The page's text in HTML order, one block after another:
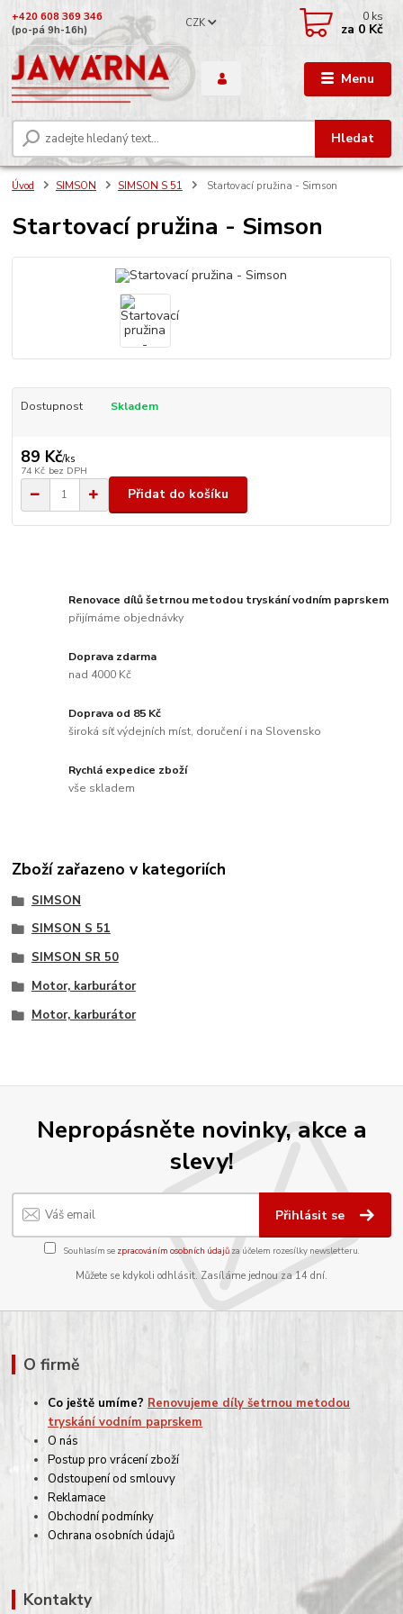
Menu
CZK
Hledat
+420 608 369 346
(po-pá 9h-16h)
0 ks
za 0 Kč
Úvod SIMSON SIMSON S 51 Startovací pružina - Simson
Startovací pružina - Simson
Dostupnost Skladem
89 Kč/ks
74 Kč bez DPH
Přidat do košíku
Renovace dílů šetrnou metodou tryskání vodním paprskem
přijímáme objednávky
Doprava zdarma
nad 4000 Kč
Doprava od 85 Kč
široká síť výdejních míst, doručení i na Slovensko
Rychlá expedice zboží
vše skladem
Zboží zařazeno v kategoriích
SIMSON
SIMSON S 51
SIMSON SR 50
Motor, karburátor
Motor, karburátor
Nepropásněte novinky, akce a
slevy!
Přihlásit se
Souhlasím se zpracováním osobních údajůza účelem rozesílky newsletteru.
Můžete se kdykoli odhlásit. Zasíláme jednou za 14 dní.
O firmě
Co ještě umíme? Renovujeme díly šetrnou metodou
tryskání vodním paprskem
O nás
Postup pro vrácení zboží
Odstoupení od smlouvy
Reklamace
Obchodní podmínky
Ochrana osobních údajů
Kontakty